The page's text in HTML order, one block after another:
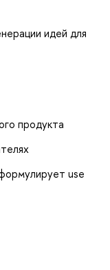
идей для
продукта
use